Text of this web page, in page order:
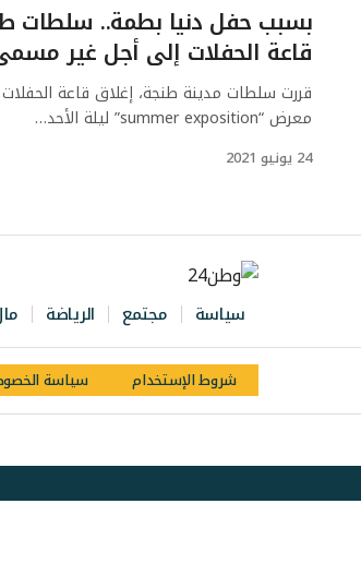
بسبب حفل دنيا بطمة.. سلطات
قاعة الحفلات إلى أجل غير
قررت سلطات مدينة طنجة، إغلاق قاعة
معرض “summer exposition” ليلة الأحد…
24 يونيو 2021
سياسة مجتمع الرياضة
شروط الإستخدام سياسة